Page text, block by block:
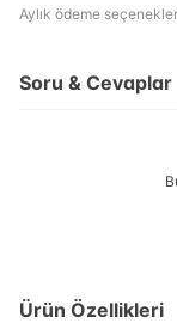
Aylık ödeme
Soru & Cevaplar
Ürün Özellikleri